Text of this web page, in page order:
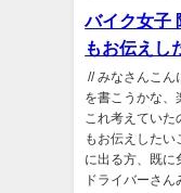
バイク女子
もお伝えし
// みなさんこん
を書こうかな、
これ考えてい
もお伝えしたい
に出る方、既
ドライバーさ